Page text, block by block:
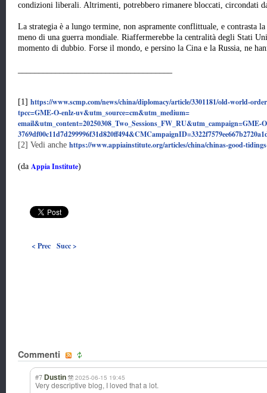
condizioni liberali. Altrimenti, potrebbero rimanere bloccati, circondati
La strategia è a lungo termine, non aspramente conflittuale, e contrasta
meno di una guerra mondiale. Riaffermerebbe la centralità degli Stati
momento di dubbio. Forse il mondo, e persino la Cina e la Russia, ne
[1] https://www.scmp.com/news/china/diplomacy/article/3301181/old-world-
tpcc=GME-O-enlz-uv&utm_source=cm&utm_medium=
[2] Vedi anche https://www.appiainstitute.org/articles/china/chinas-good-
(da Appia Institute)
< Prec Succ >
Commenti
#7 Dustin 2025-06-15 19:45
Very descriptive blog, I loved that a lot.